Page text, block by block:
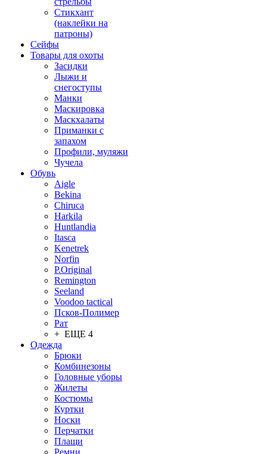
Стикхант
(наклейки на
патроны)
Сейфы
Товары для охоты
Засидки
Лыжи и
снегоступы
Манки
Маскировка
Маскхалаты
Приманки с
запахом
Профили, муляжи
Чучела
Обувь
Aigle
Bekina
Chiruсa
Harkila
Huntlandia
Itasca
Kenetrek
Norfin
P.Original
Remington
Seeland
Voodoo tactical
Псков-Полимер
Рат
+ ЕЩЕ 4
Одежда
Брюки
Комбинезоны
Головные уборы
Жилеты
Костюмы
Куртки
Носки
Перчатки
Плащи
Ремни